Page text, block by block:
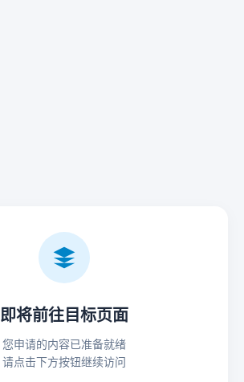
即将前往目标页面
您申请的内容已准备就绪
请点击下方按钮继续访问